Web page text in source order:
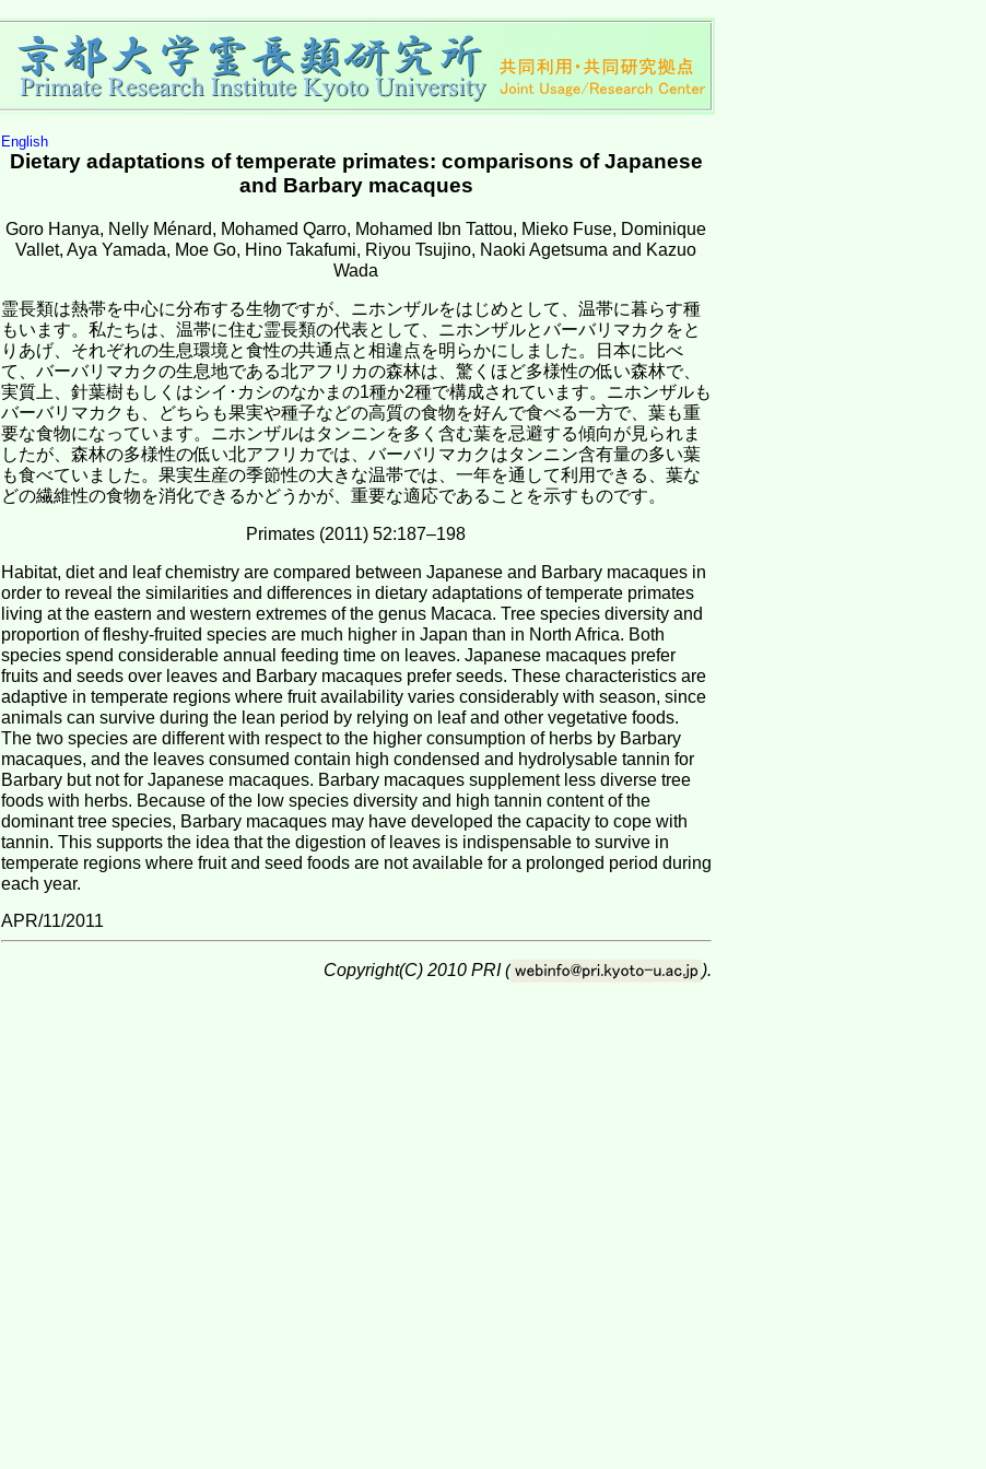
English
Dietary adaptations of temperate primates: comparisons of Japanese
and Barbary macaques
Goro Hanya, Nelly Ménard, Mohamed Qarro, Mohamed Ibn Tattou, Mieko Fuse, Dominique
Vallet, Aya Yamada, Moe Go, Hino Takafumi, Riyou Tsujino, Naoki Agetsuma and Kazuo
Wada
霊長類は熱帯を中心に分布する生物ですが、ニホンザルをはじめとして、温帯に暮らす種
もいます。私たちは、温帯に住む霊長類の代表として、ニホンザルとバーバリマカクをと
りあげ、それぞれの生息環境と食性の共通点と相違点を明らかにしました。日本に比べ
て、バーバリマカクの生息地である北アフリカの森林は、驚くほど多様性の低い森林で、
実質上、針葉樹もしくはシイ･カシのなかまの1種か2種で構成されています。ニホンザルも
バーバリマカクも、どちらも果実や種子などの高質の食物を好んで食べる一方で、葉も重
要な食物になっています。ニホンザルはタンニンを多く含む葉を忌避する傾向が見られま
したが、森林の多様性の低い北アフリカでは、バーバリマカクはタンニン含有量の多い葉
も食べていました。果実生産の季節性の大きな温帯では、一年を通して利用できる、葉な
どの繊維性の食物を消化できるかどうかが、重要な適応であることを示すものです。
Primates (2011) 52:187–198
Habitat, diet and leaf chemistry are compared between Japanese and Barbary macaques in
order to reveal the similarities and differences in dietary adaptations of temperate primates
living at the eastern and western extremes of the genus Macaca. Tree species diversity and
proportion of fleshy-fruited species are much higher in Japan than in North Africa. Both
species spend considerable annual feeding time on leaves. Japanese macaques prefer
fruits and seeds over leaves and Barbary macaques prefer seeds. These characteristics are
adaptive in temperate regions where fruit availability varies considerably with season, since
animals can survive during the lean period by relying on leaf and other vegetative foods.
The two species are different with respect to the higher consumption of herbs by Barbary
macaques, and the leaves consumed contain high condensed and hydrolysable tannin for
Barbary but not for Japanese macaques. Barbary macaques supplement less diverse tree
foods with herbs. Because of the low species diversity and high tannin content of the
dominant tree species, Barbary macaques may have developed the capacity to cope with
tannin. This supports the idea that the digestion of leaves is indispensable to survive in
temperate regions where fruit and seed foods are not available for a prolonged period during
each year.
APR/11/2011
Copyright(C) 2010 PRI ( ).